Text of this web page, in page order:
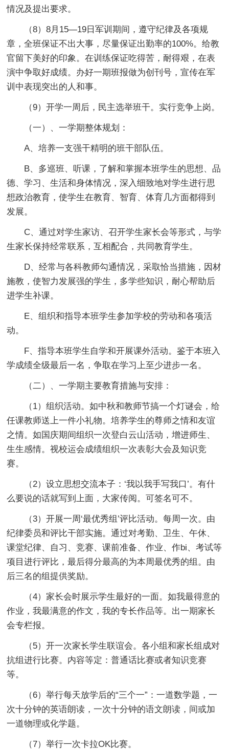
情况及提出要求。
（8）8月15—19日军训期间，遵守纪律及各项规
章，全班保证不出大事，尽量保证出勤率的100%。给教
官留下美好的印象。在训练保证吃得苦，耐得艰，在表
演中争取好成绩。办好一期班报做为创刊号，宣传在军
训中表现突出的人和事。
（9）开学一周后，民主选举班干。实行竞争上岗。
（一）、一学期整体规划：
A、培养一支强干精明的班干部队伍。
B、多巡班、听课，了解和掌握本班学生的思想、品
德、学习、生活和身体情况，深入细致地对学生进行思
想政治教育，使学生在教育、智育、体育几方面都得到
发展。
C、通过对学生家访、召开学生家长会等形式，与学
生家长保持经常联系，互相配合，共同教育学生。
D、经常与各科教师勾通情况，采取恰当措施，因材
施教，使智力发展强的学生，多学些知识，耐心帮助后
进学生补课。
E、组织和指导本班学生参加学校的劳动和各项活
动。
F、指导本班学生自学和开展课外活动。鉴于本班入
学成绩全级最后一名，争取在学习上至少进步一名。
（二）、一学期主要教育措施与安排：
（1）组织活动。如中秋和教师节搞一个灯谜会，给
任课教师送上一件小礼物。培养学生的尊师之情和友谊
之情。如国庆期间组织一次登白云山活动，增进师生、
生生感情。视校运会成绩组织一次表彰大会及知识竞
赛。
（2）设立思想交流本子：‘我以我手写我口’。有什
么要说的话就写到上面，大家传阅。可签名可不。
（3）开展一周‘最优秀组’评比活动。每周一次。由
纪律委员和评比干部实施。通过对考勤、卫生、午休、
课堂纪律、自习、竞赛、课前准备、作业、作bi、考试等
项目进行评比，最后得分最高的为本周最优秀的组。由
后三名的组提供奖励。
（4）家长会时展示学生最好的一面。如我最得意的
作业，我最满意的作文，我的专长作品等。出一期家长
会专栏报。
（5）开一次家长学生联谊会。各小组和家长组成对
抗组进行比赛。内容等定：普通话比赛或者知识竞赛
等。
（6）举行每天放学后的“三个一”：一道数学题，一
次十分钟的英语朗读，一次十分钟的语文朗读，间或加
一道物理或化学题。
（7）举行一次卡拉OK比赛。